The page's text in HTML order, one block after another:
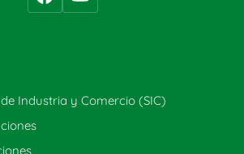
Industria y Comercio (SIC)